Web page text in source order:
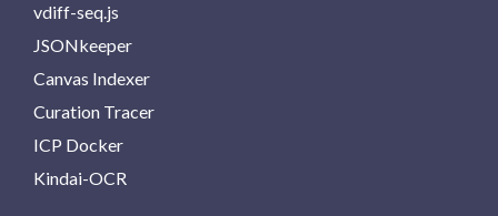
vdiff-seq.js
JSONkeeper
Canvas Indexer
Curation Tracer
ICP Docker
Kindai-OCR